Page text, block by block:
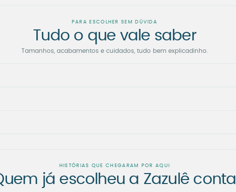
PARA ESCOLHER SEM DÚVIDA
Tudo o que vale saber
Tamanhos, acabamentos e cuidados, tudo bem explicadinho.
HISTÓRIAS QUE CHEGARAM POR AQUI
já escolheu a Zazulê conta